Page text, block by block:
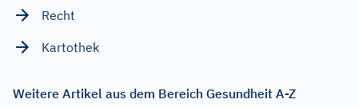
Recht
Kartothek
Weitere Artikel aus dem Bereich Gesundheit A-Z